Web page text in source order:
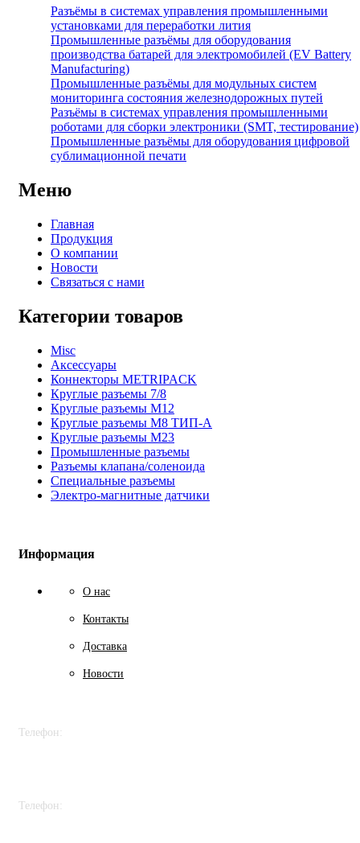
Разъёмы в системах управления промышленными
установками для переработки лития
Промышленные разъёмы для оборудования
производства батарей для электромобилей (EV Battery
Manufacturing)
Промышленные разъёмы для модульных систем
мониторинга состояния железнодорожных путей
Разъёмы в системах управления промышленными
роботами для сборки электроники (SMT, тестирование)
Промышленные разъёмы для оборудования цифровой
сублимационной печати
Меню
Главная
Продукция
О компании
Новости
Связаться с нами
Категории товаров
Misc
Аксессуары
Коннекторы METRIPACK
Круглые разъемы 7/8
Круглые разъемы M12
Круглые разъемы M8 ТИП-A
Круглые разъемы М23
Промышленные разъемы
Разъемы клапана/соленоида
Специальные разъемы
Электро-магнитные датчики
Информация
О нас
Контакты
Доставка
Новости
Телефон:
Телефон: